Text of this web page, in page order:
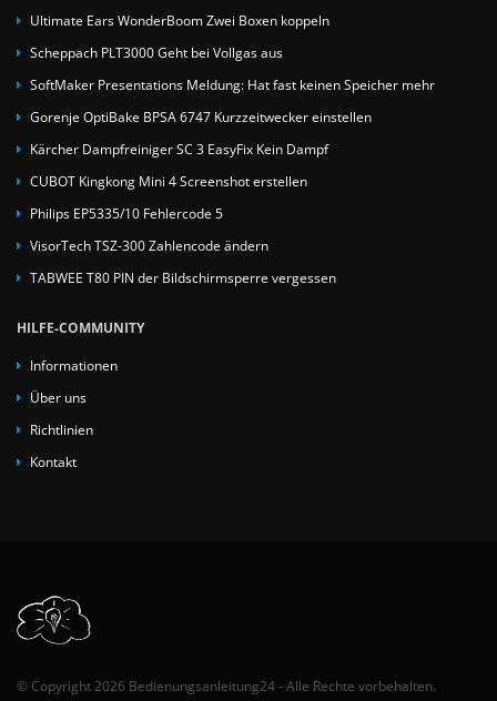
Ultimate Ears WonderBoom Zwei Boxen koppeln
Scheppach PLT3000 Geht bei Vollgas aus
SoftMaker Presentations Meldung: Hat fast keinen Speicher mehr
Gorenje OptiBake BPSA 6747 Kurzzeitwecker einstellen
Kärcher Dampfreiniger SC 3 EasyFix Kein Dampf
CUBOT Kingkong Mini 4 Screenshot erstellen
Philips EP5335/10 Fehlercode 5
VisorTech TSZ-300 Zahlencode ändern
TABWEE T80 PIN der Bildschirmsperre vergessen
HILFE-COMMUNITY
Informationen
Über uns
Richtlinien
Kontakt
© Copyright 2026 Bedienungsanleitung24 - Alle Rechte vorbehalten.